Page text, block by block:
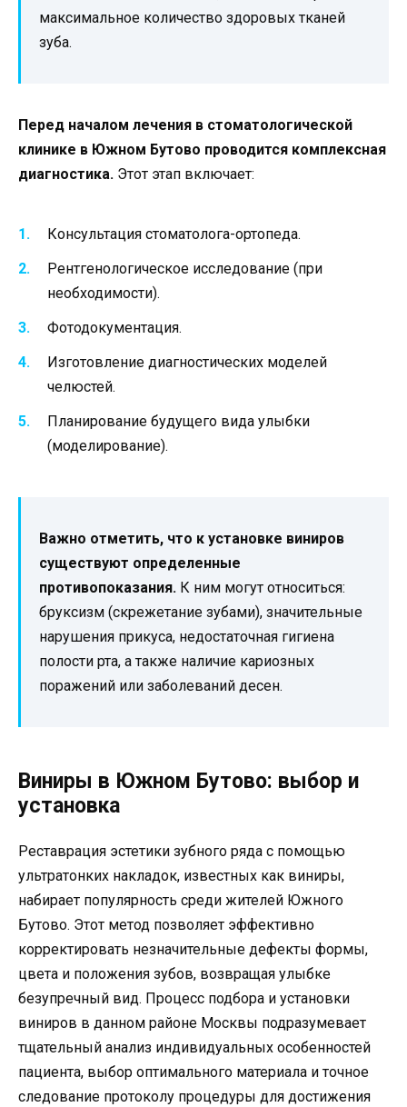
максимальное количество здоровых тканей
зуба.
Перед началом лечения в стоматологической
клинике в Южном Бутово проводится комплексная
диагностика. Этот этап включает:
Консультация стоматолога-ортопеда.
Рентгенологическое исследование (при
необходимости).
Фотодокументация.
Изготовление диагностических моделей
челюстей.
Планирование будущего вида улыбки
(моделирование).
Важно отметить, что к установке виниров
существуют определенные
противопоказания. К ним могут относиться:
бруксизм (скрежетание зубами), значительные
нарушения прикуса, недостаточная гигиена
полости рта, а также наличие кариозных
поражений или заболеваний десен.
Виниры в Южном Бутово: выбор и
установка
Реставрация эстетики зубного ряда с помощью
ультратонких накладок, известных как виниры,
набирает популярность среди жителей Южного
Бутово. Этот метод позволяет эффективно
корректировать незначительные дефекты формы,
цвета и положения зубов, возвращая улыбке
безупречный вид. Процесс подбора и установки
виниров в данном районе Москвы подразумевает
тщательный анализ индивидуальных особенностей
пациента, выбор оптимального материала и точное
следование протоколу процедуры для достижения